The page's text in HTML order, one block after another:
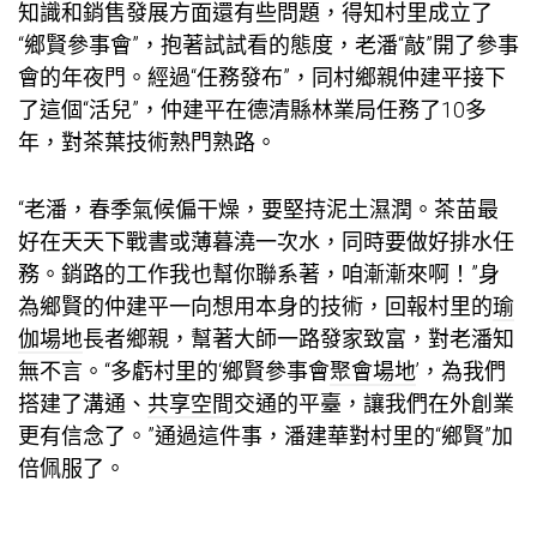
知識和銷售發展方面還有些問題，得知村里成立了
“鄉賢參事會”，抱著試試看的態度，老潘“敲”開了參事
會的年夜門。經過“任務發布”，同村鄉親仲建平接下
了這個“活兒”，仲建平在德清縣林業局任務了10多
年，對茶葉技術熟門熟路。
“老潘，春季氣候偏干燥，要堅持泥土濕潤。茶苗最
好在天天下戰書或薄暮澆一次水，同時要做好排水任
務。銷路的工作我也幫你聯系著，咱漸漸來啊！”身
為鄉賢的仲建平一向想用本身的技術，回報村里的瑜
伽場地長者鄉親，幫著大師一路發家致富，對老潘知
無不言。“多虧村里的‘鄉賢參事會聚會場地’，為我們
搭建了溝通、 共享空間交通的平臺，讓我們在外創業
更有信念了。”通過這件事，潘建華對村里的“鄉賢”加
倍佩服了。